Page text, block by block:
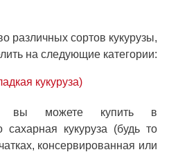
различных сортов кукурузы,
на следующие категории:
кукуруза)
вы можете купить в
кукуруза (будь то
консервированная или